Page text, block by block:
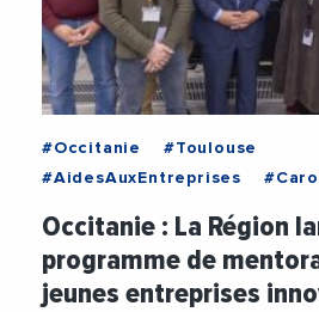
#Occitanie
#Toulouse
#AidesAuxEntreprises
#RegionOccitanie
#StartUp
Occitanie : La Région
programme de
jeunes entreprises